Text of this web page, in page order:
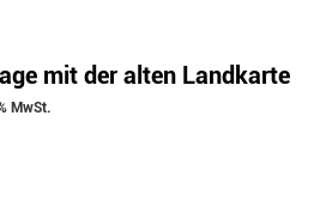
mit der alten Landkarte
MwSt.